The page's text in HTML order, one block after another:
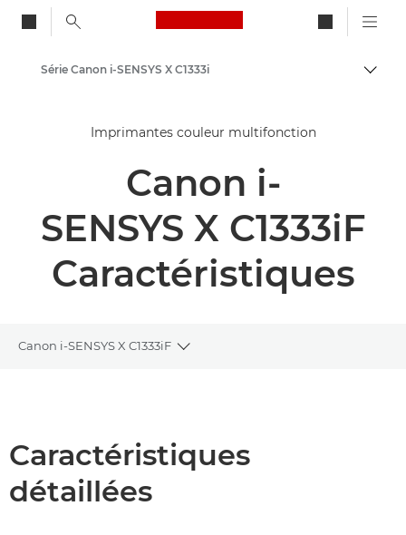
Canon Logo, back to
Solutions et services
Produits professionnels
Imprimantes multifonctions - Multifonctions
Imprimantes couleur multifonction
Série Canon i-SENSYS X C1333i
Imprimantes couleur multifonction
Canon i-
SENSYS X C1333iF
Caractéristiques
Canon i-SENSYS X C1333iF
Toggle breadcrumbs
Téléchargement au format PDF
Caractéristiques
détaillées